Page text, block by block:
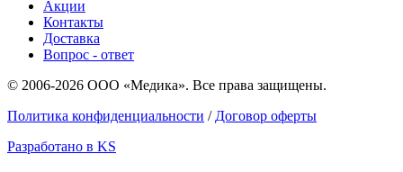
Акции
Контакты
Доставка
Вопрос - ответ
© 2006-2026 ООО «Медика». Все права защищены.
Политика конфиденциальности / Договор оферты
Разработано в KS